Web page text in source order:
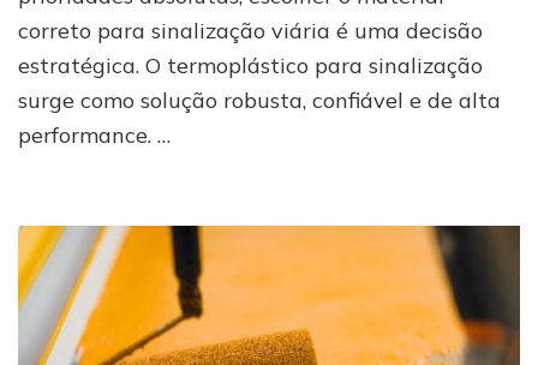
correto para sinalização viária é uma decisão
estratégica. O termoplástico para sinalização
surge como solução robusta, confiável e de alta
performance. …